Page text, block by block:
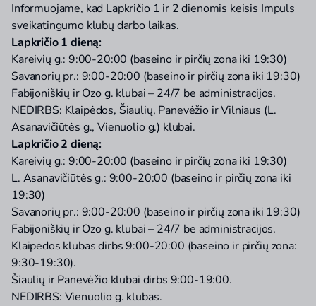
Informuojame, kad Lapkričio 1 ir 2 dienomis keisis Impuls
sveikatingumo klubų darbo laikas.
Lapkričio 1 dieną:
Kareivių g.: 9:00-20:00 (baseino ir pirčių zona iki 19:30)
Savanorių pr.: 9:00-20:00 (baseino ir pirčių zona iki 19:30)
Fabijoniškių ir Ozo g. klubai – 24/7 be administracijos.
NEDIRBS: Klaipėdos, Šiaulių, Panevėžio ir Vilniaus (L.
Asanavičiūtės g., Vienuolio g.) klubai.
Lapkričio 2 dieną:
Kareivių g.: 9:00-20:00 (baseino ir pirčių zona iki 19:30)
L. Asanavičiūtės g.: 9:00-20:00 (baseino ir pirčių zona iki
19:30)
Savanorių pr.: 9:00-20:00 (baseino ir pirčių zona iki 19:30)
Fabijoniškių ir Ozo g. klubai – 24/7 be administracijos.
Klaipėdos klubas dirbs 9:00-20:00 (baseino ir pirčių zona:
9:30-19:30).
Šiaulių ir Panevėžio klubai dirbs 9:00-19:00.
NEDIRBS: Vienuolio g. klubas.